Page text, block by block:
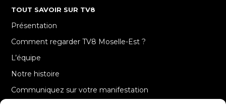
TOUT SAVOIR SUR TV8
Présentation
Comment regarder TV8 Moselle-Est ?
L’équipe
Notre histoire
Communiquez sur votre manifestation